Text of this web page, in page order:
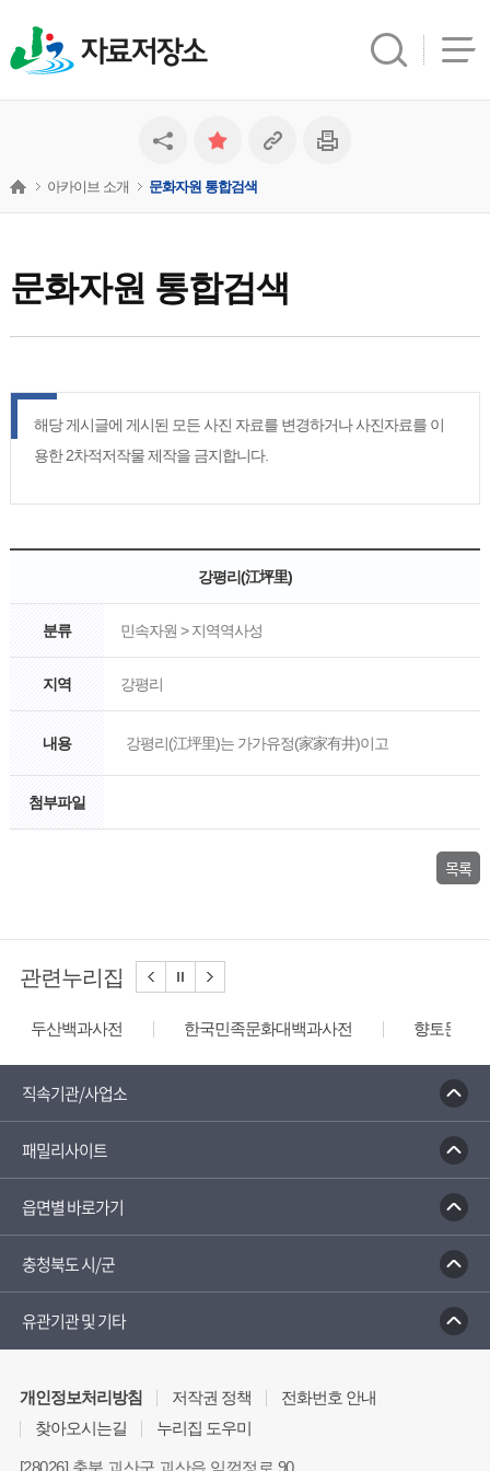
자료저장소
문화자원 통합검색
아카이브 소개 문화자원 통합검색
해당 게시글에 게시된 모든 사진 자료를 변경하거나 사진자료를 이
용한 2차적저작물 제작을 금지합니다.
강평리(江坪里)
분류 민속자원 > 지역역사성
지역 강평리
내용 강평리(江坪里)는 가가유정(家家有井)이고
첨부파일
목록
관련누리집
두산백과사전 한국민족문화대백과사전 향토문화
직속기관/사업소
패밀리사이트
읍면별 바로가기
충청북도 시/군
유관기관 및 기타
개인정보처리방침 저작권 정책
전화번호 안내
찾아오시는길
누리집 도우미
[28026] 충북 괴산군 괴산읍 임꺽정로 90